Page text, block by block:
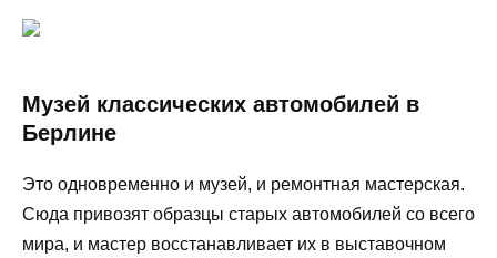
Музей классических автомобилей в
Берлине
Это одновременно и музей, и ремонтная мастерская.
Сюда привозят образцы старых автомобилей со всего
мира, и мастер восстанавливает их в выставочном